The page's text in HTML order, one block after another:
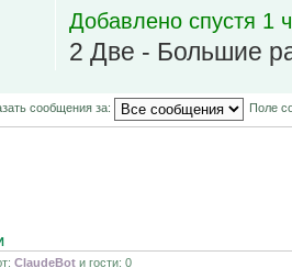
Добавлено спустя 1
2 Две - Большие
сообщения за: Поле
ClaudeBot и гости: 0